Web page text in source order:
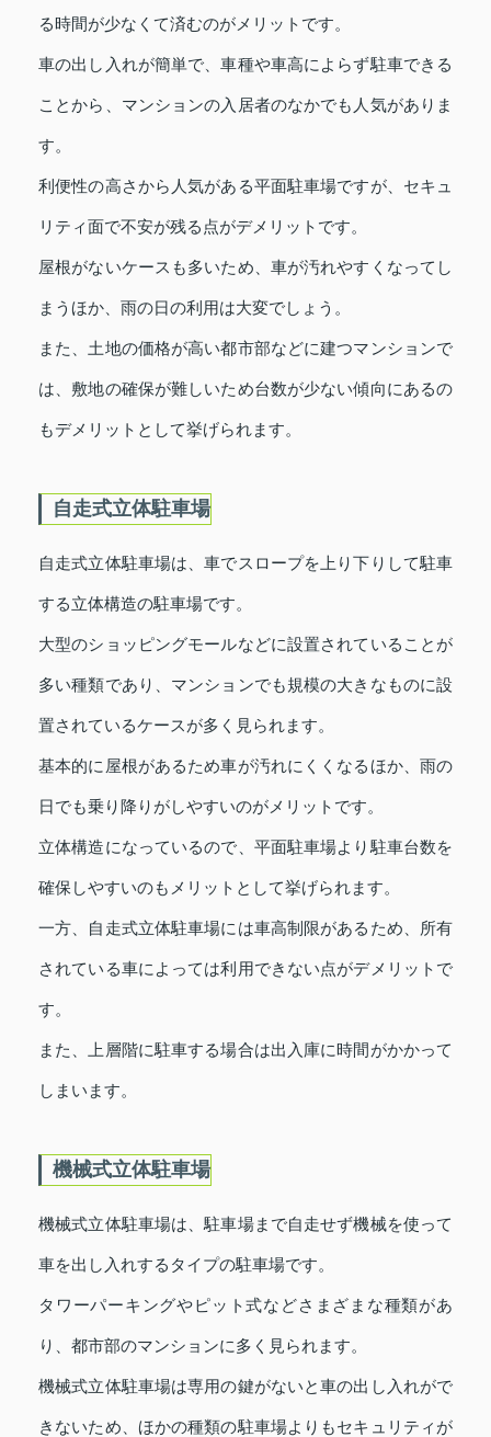
る時間が少なくて済むのがメリットです。
車の出し入れが簡単で、車種や車高によらず駐車できる
ことから、マンションの入居者のなかでも人気がありま
す。
利便性の高さから人気がある平面駐車場ですが、セキュ
リティ面で不安が残る点がデメリットです。
屋根がないケースも多いため、車が汚れやすくなってし
まうほか、雨の日の利用は大変でしょう。
また、土地の価格が高い都市部などに建つマンションで
は、敷地の確保が難しいため台数が少ない傾向にあるの
もデメリットとして挙げられます。
自走式立体駐車場
自走式立体駐車場は、車でスロープを上り下りして駐車
する立体構造の駐車場です。
大型のショッピングモールなどに設置されていることが
多い種類であり、マンションでも規模の大きなものに設
置されているケースが多く見られます。
基本的に屋根があるため車が汚れにくくなるほか、雨の
日でも乗り降りがしやすいのがメリットです。
立体構造になっているので、平面駐車場より駐車台数を
確保しやすいのもメリットとして挙げられます。
一方、自走式立体駐車場には車高制限があるため、所有
されている車によっては利用できない点がデメリットで
す。
また、上層階に駐車する場合は出入庫に時間がかかって
しまいます。
機械式立体駐車場
機械式立体駐車場は、駐車場まで自走せず機械を使って
車を出し入れするタイプの駐車場です。
タワーパーキングやピット式などさまざまな種類があ
り、都市部のマンションに多く見られます。
機械式立体駐車場は専用の鍵がないと車の出し入れがで
きないため、ほかの種類の駐車場よりもセキュリティが